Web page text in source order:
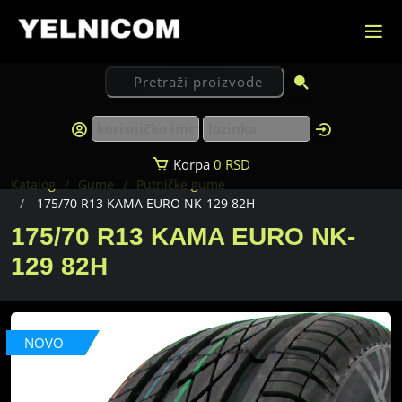
Korpa 0 RSD
Katalog Gume
Putničke gume
175/70 R13 KAMA EURO NK-129 82H
175/70 R13 KAMA EURO NK-
129 82H
NOVO